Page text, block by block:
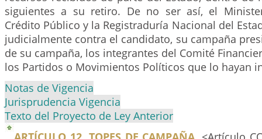
siguientes a su retiro. De no ser así, el
Crédito Público y la Registraduría Nacional del
judicialmente contra el candidato, su campaña
de su campaña, los integrantes del Comité
los Partidos o Movimientos Políticos que lo hayan
Notas de Vigencia
Jurisprudencia Vigencia
Texto del Proyecto de Ley Anterior